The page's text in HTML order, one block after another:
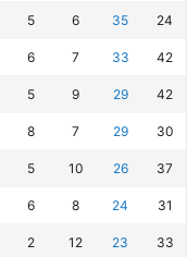
5 6 35 24
6 7 33 42
5 9 29 42
8 7 29 30
5 10 26 37
6 8 24 31
2 12 23 33